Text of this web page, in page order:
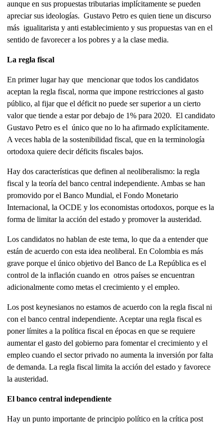
aunque en sus propuestas tributarias implícitamente se pueden
apreciar sus ideologías. Gustavo Petro es quien tiene un discurso
más igualitarista y anti establecimiento y sus propuestas van en el
sentido de favorecer a los pobres y a la clase media.
La regla fiscal
En primer lugar hay que mencionar que todos los candidatos
aceptan la regla fiscal, norma que impone restricciones al gasto
público, al fijar que el déficit no puede ser superior a un cierto
valor que tiende a estar por debajo de 1% para 2020. El candidato
Gustavo Petro es el único que no lo ha afirmado explícitamente.
A veces habla de la sostenibilidad fiscal, que en la terminología
ortodoxa quiere decir déficits fiscales bajos.
Hay dos características que definen al neoliberalismo: la regla
fiscal y la teoría del banco central independiente. Ambas se han
promovido por el Banco Mundial, el Fondo Monetario
Internacional, la OCDE y los economistas ortodoxos, porque es la
forma de limitar la acción del estado y promover la austeridad.
Los candidatos no hablan de este tema, lo que da a entender que
están de acuerdo con esta idea neoliberal. En Colombia es más
grave porque el único objetivo del Banco de La República es el
control de la inflación cuando en otros países se encuentran
adicionalmente como metas el crecimiento y el empleo.
Los post keynesianos no estamos de acuerdo con la regla fiscal ni
con el banco central independiente. Aceptar una regla fiscal es
poner límites a la política fiscal en épocas en que se requiere
aumentar el gasto del gobierno para fomentar el crecimiento y el
empleo cuando el sector privado no aumenta la inversión por falta
de demanda. La regla fiscal limita la acción del estado y favorece
la austeridad.
El banco central independiente
Hay un punto importante de principio político en la crítica post